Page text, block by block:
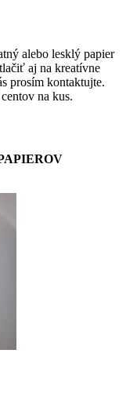
alebo lesklý papier
aj na kreatívne
prosím kontaktujte.
na kus.